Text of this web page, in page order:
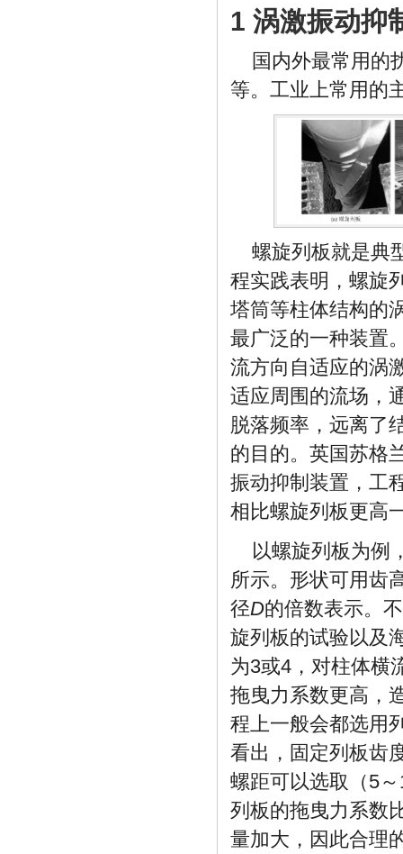
1 涡激振动抑
国内外最常用的
等。工业上常用的
螺旋列板就是典
程实践表明，螺旋
塔筒等柱体结构的
最广泛的一种装置
流方向自适应的涡
适应周围的流场，
脱落频率，远离了
的目的。英国苏格
振动抑制装置，工
相比螺旋列板更高
以螺旋列板为例
所示。形状可用齿
径D的倍数表示。
旋列板的试验以及
为3或4，对柱体横
拖曳力系数更高，
程上一般会都选用
看出，固定列板齿
螺距可以选取（5
列板的拖曳力系数
量加大，因此合理